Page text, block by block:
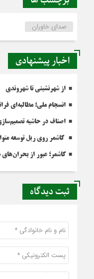
صدای خاوران
اخبار پیشنهادی
از شهرنشینی تا شهروندی
انسجام ملی؛ مطالبه‌ای
اصناف در حاشیه
کاشمر روی ریل توسعه
کاشمر؛ عبور از بحران‌های
ثبت دیدگاه